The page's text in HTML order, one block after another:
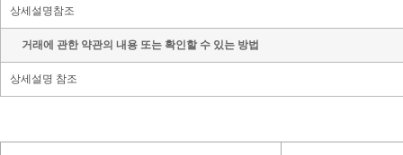
상세설명참조
거래에 관한 약관의 내용 또는 확인할 수 있는 방법
상세설명 참조